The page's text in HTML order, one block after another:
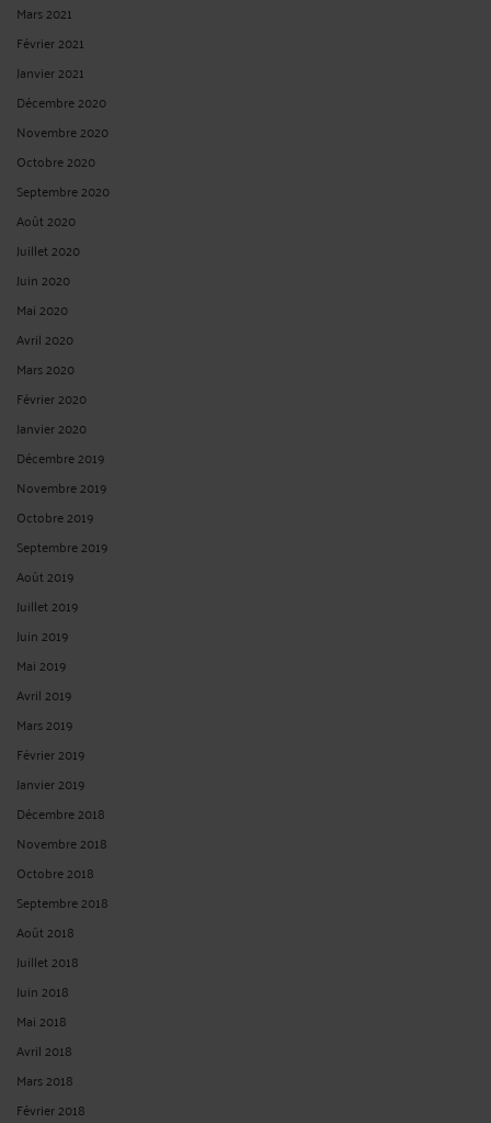
Mars 2021
Février 2021
Janvier 2021
Décembre 2020
Novembre 2020
Octobre 2020
Septembre 2020
Août 2020
Juillet 2020
Juin 2020
Mai 2020
Avril 2020
Mars 2020
Février 2020
Janvier 2020
Décembre 2019
Novembre 2019
Octobre 2019
Septembre 2019
Août 2019
Juillet 2019
Juin 2019
Mai 2019
Avril 2019
Mars 2019
Février 2019
Janvier 2019
Décembre 2018
Novembre 2018
Octobre 2018
Septembre 2018
Août 2018
Juillet 2018
Juin 2018
Mai 2018
Avril 2018
Mars 2018
Février 2018